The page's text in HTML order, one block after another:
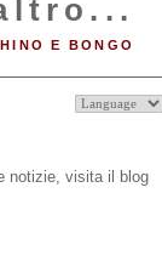
E BONGO
notizie, visita il blog